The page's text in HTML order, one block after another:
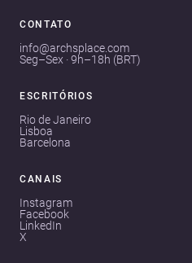
CONTATO
info@archsplace.com
Seg–Sex · 9h–18h (BRT)
ESCRITÓRIOS
Rio de Janeiro
Lisboa
Barcelona
CANAIS
Instagram
Facebook
LinkedIn
X